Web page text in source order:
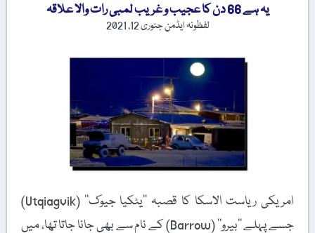
یہ ہے 66 دن کا عجیب و غریب لمبی رات والا علاقہ
لفظونہ ایڈمنجنوری 12, 2021
امریکی ریاست الاسکا کا قصبہ ’’یٹکیا جیوک‘‘ (Utqiagvik)
جسے پہلے ’’بیرو‘‘ (Barrow) کے نام سے بھی جانا جاتا تھا، میں